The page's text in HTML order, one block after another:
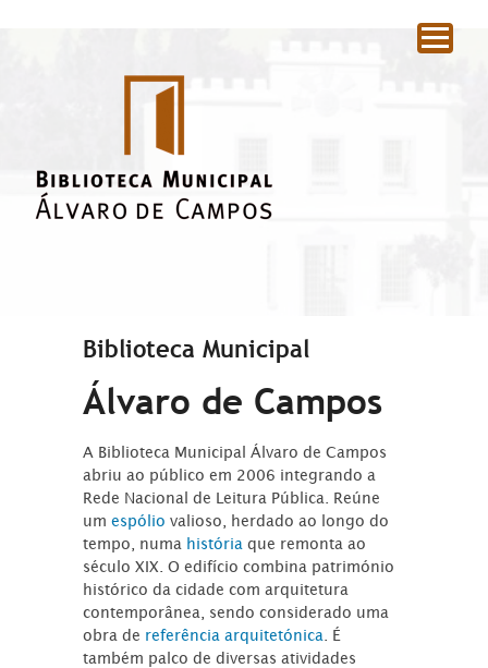
Biblioteca Municipal
Álvaro de Campos
A Biblioteca Municipal Álvaro de Campos
abriu ao público em 2006 integrando a
Rede Nacional de Leitura Pública. Reúne
umespóliovalioso, herdado ao longo do
tempo, numa história que remonta ao
século XIX. O edifício combina património
histórico da cidade com arquitetura
contemporânea, sendo considerado uma
obra de referência arquitetónica . É
também palco de diversas atividades